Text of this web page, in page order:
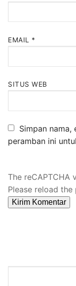
EMAIL *
SITUS WEB
Simpan nama,
peramban ini
The reCAPTCHA
Please reload the